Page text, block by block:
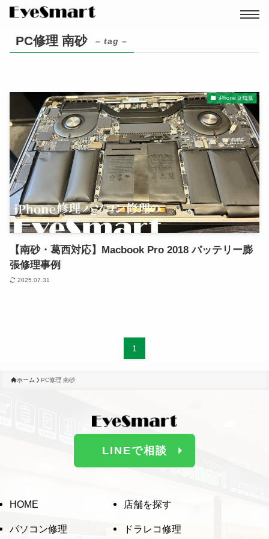
店舗を探す
回収・買取
BLOG
PC修理 南砂 – tag –
iPhone豆知識
【南砂・葛西対応】Macbook Pro 2018 バッテリー膨
張修理事例
2025.07.31
1
ホーム PC修理 南砂
LINEで相談
HOME 店舗を探す
パソコン修理 ドラレコ修理